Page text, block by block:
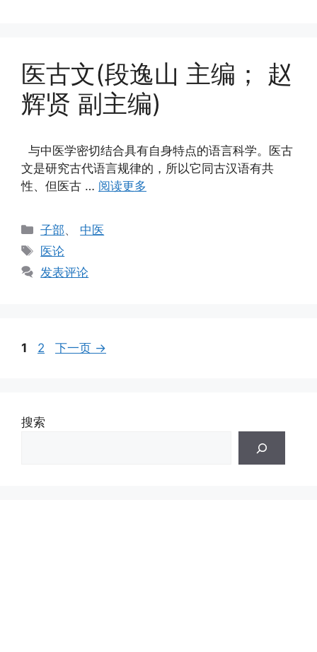
医古文(段逸山 主编； 赵
辉贤 副主编)
与中医学密切结合具有自身特点的语言科学。医古
文是研究古代语言规律的，所以它同古汉语有共
性、但医古 … 阅读更多
分
类
子部、 中医
标
签
医论
发表评论
页
1
页
2 下一页 →
搜索